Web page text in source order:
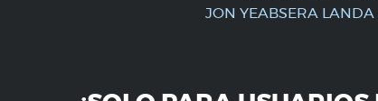
JON YEABSERA LANDA